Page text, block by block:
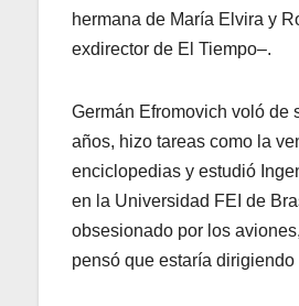
hermana de María Elvira y
exdirector de El Tiempo–.
Germán Efromovich voló de
años, hizo tareas como la
enciclopedias y estudió
en la Universidad FEI de
obsesionado por los
pensó que estaría dirigiendo